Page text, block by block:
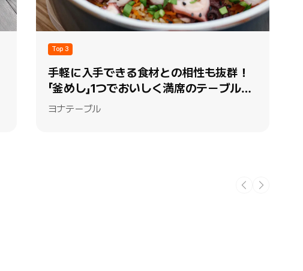
Top 3
手軽に入手できる食材との相性も抜群！
「釜めし」1つでおいしく満席のテーブルを
作る
ヨナテーブル